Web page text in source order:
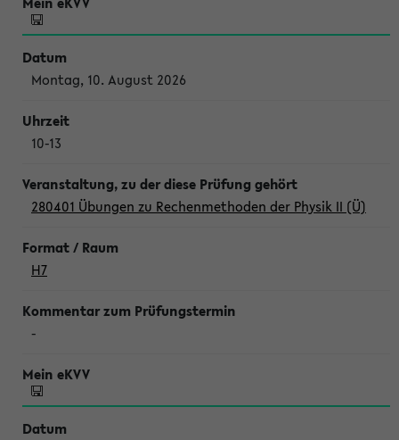
Montag, 10. August 2026
10-13
280401 Übungen zu Rechenmethoden der Physik II (Ü)
H7
-